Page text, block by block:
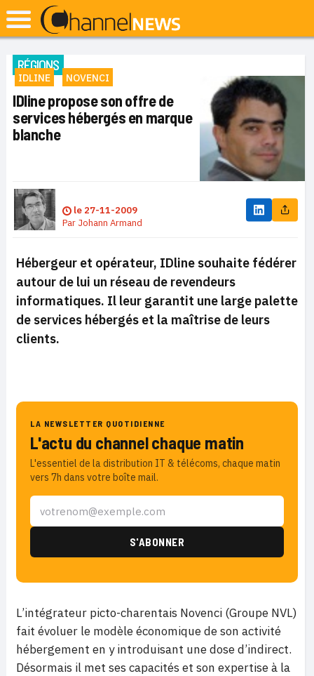
RÉGIONS
IDLINE NOVENCI
IDline propose son offre de
services hébergés en marque
blanche
le 27-11-2009
Par Johann Armand
Hébergeur et opérateur, IDline souhaite fédérer
autour de lui un réseau de revendeurs
informatiques. Il leur garantit une large palette
de services hébergés et la maîtrise de leurs
clients.
LA NEWSLETTER QUOTIDIENNE
L'actu du channel chaque matin
L'essentiel de la distribution IT & télécoms, chaque matin
vers 7h dans votre boîte mail.
L’intégrateur picto-charentais Novenci (Groupe NVL)
fait évoluer le modèle économique de son activité
hébergement en y introduisant une dose d’indirect.
Désormais il met ses capacités et son expertise à la